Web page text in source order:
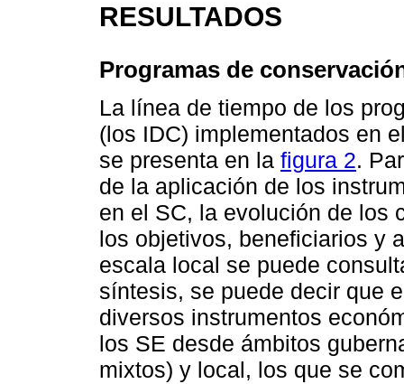
RESULTADOS
Programas de
La línea de tiempo de los
(los IDC) implementados en
se presenta en la figura 2.
de la aplicación de los
en el SC, la evolución de los
los objetivos, beneficiarios y
escala local se puede
síntesis, se puede decir que
diversos instrumentos
los SE desde ámbitos
mixtos) y local, los que se